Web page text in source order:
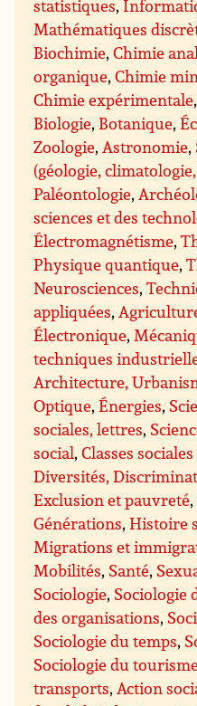
statistiques,
Mathématiques
Biochimie,Chimie
organique,Chimie
Chimie expérimentale,
Biologie, Botanique,
Zoologie, Astronomie,
(géologie,
Paléontologie,
sciences et des
Électromagnétisme,
Physique quantique,
Neurosciences,
appliquées,
Électronique,
techniques
Architecture,
Optique,Énergies,
sociales, lettres,
social,Classes
Diversités,
Exclusion et pauvreté,
Générations,Histoire
Migrations et
Mobilités, Santé,
Sociologie, Sociologie
des organisations,
Sociologie du temps,
Sociologie du tourisme
transports, Action